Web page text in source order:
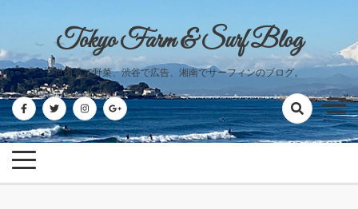
content
Tokyo Farm & Surf Blog
世田谷で野菜、渋谷で広告、湘南でサーフィンのブログ。